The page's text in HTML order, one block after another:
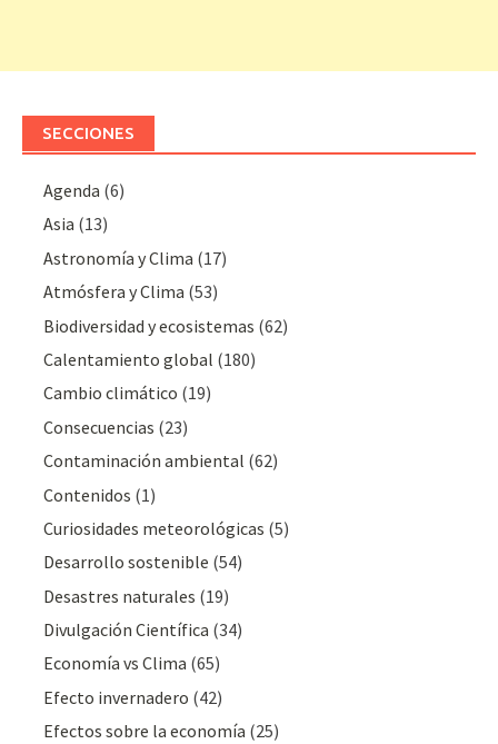
SECCIONES
Agenda (6)
Asia (13)
Astronomía y Clima (17)
Atmósfera y Clima (53)
Biodiversidad y ecosistemas (62)
Calentamiento global (180)
Cambio climático (19)
Consecuencias (23)
Contaminación ambiental (62)
Contenidos (1)
Curiosidades meteorológicas (5)
Desarrollo sostenible (54)
Desastres naturales (19)
Divulgación Cientí­fica (34)
Economía vs Clima (65)
Efecto invernadero (42)
Efectos sobre la economía (25)